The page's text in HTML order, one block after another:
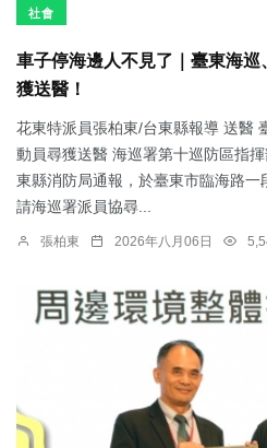
社會
車子停海邊人不見了｜臺東海
獲送醫！
花東特派員張柏東/台東縣報導 送醫
動員尋獲送醫 海巡署第十巡防區指
東縣消防局通報，於臺東市臨海路一
請海巡署派員協尋...
張柏東 2026年八月06日